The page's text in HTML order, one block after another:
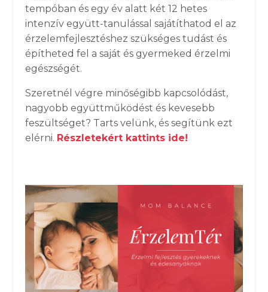
tempóban és egy év alatt két 12 hetes
intenzív együtt-tanulással sajátíthatod el az
érzelemfejlesztéshez szükséges tudást és
építheted fel a saját és gyermeked érzelmi
egészségét.
Szeretnél végre minőségibb kapcsolódást,
nagyobb együttműködést és kevesebb
feszültséget? Tarts velünk, és segítünk ezt
elérni. Részletekért kattints ide!